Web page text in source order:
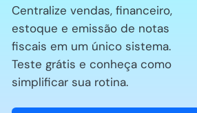
Centralize vendas, financeiro,
estoque e emissão de notas
fiscais em um único sistema.
Teste grátis e conheça como
simplificar sua rotina.